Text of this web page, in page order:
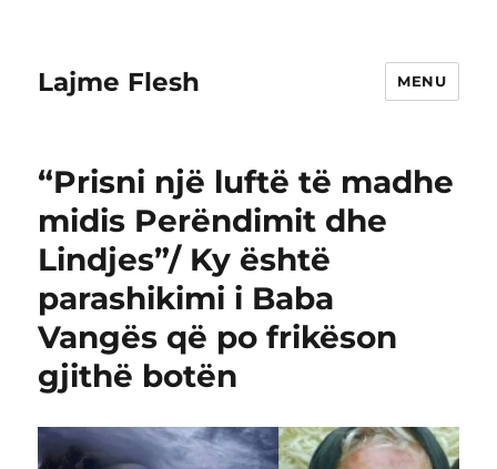
Lajme Flesh MENU
“Prisni një luftë të madhe
midis Perëndimit dhe
Lindjes”/ Ky është
parashikimi i Baba
Vangës që po frikëson
gjithë botën